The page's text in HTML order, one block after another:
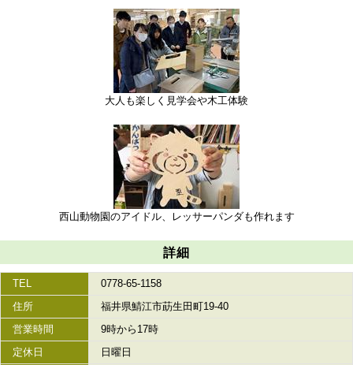
大人も楽しく見学会や木工体験
西山動物園のアイドル、レッサーパンダも作れます
詳細
TEL
0778-65-1158
住所
福井県鯖江市莇生田町19-40
営業時間
9時から17時
定休日
日曜日